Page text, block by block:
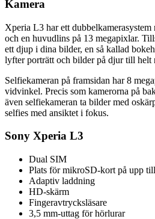
Kamera
Xperia L3 har ett
och en huvudlins på 13 megapixlar.
ett djup i dina bilder, en så kallad
lyfter porträtt och bilder på djur till helt
Selfiekameran på framsidan har 8
vidvinkel. Precis som kamerorna på
även selfiekameran ta bilder med
selfies med ansiktet i fokus.
Sony Xperia L3
Dual SIM
Plats för mikroSD-kort på upp
Adaptiv laddning
HD-skärm
Fingeravtrycksläsare
3,5 mm-uttag för hörlurar